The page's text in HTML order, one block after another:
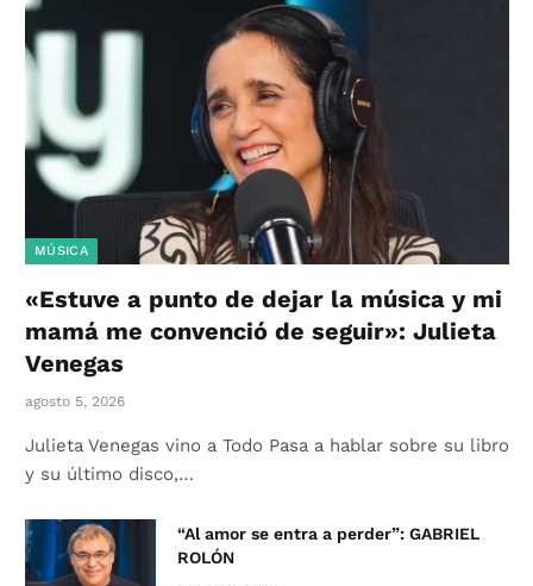
MÚSICA
«Estuve a punto de dejar la música y mi
mamá me convenció de seguir»: Julieta
Venegas
agosto 5, 2026
Julieta Venegas vino a Todo Pasa a hablar sobre su libro
y su último disco,…
“Al amor se entra a perder”: GABRIEL
ROLÓN